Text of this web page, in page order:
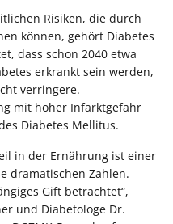
Risiken, die durch
können, gehört Diabetes
dass schon 2040 etwa
erkrankt sein werden,
verringere.
mit hoher Infarktgefahr
Diabetes Mellitus.
in der Ernährung ist einer
dramatischen Zahlen.
Gift betrachtet“,
und Diabetologe Dr.